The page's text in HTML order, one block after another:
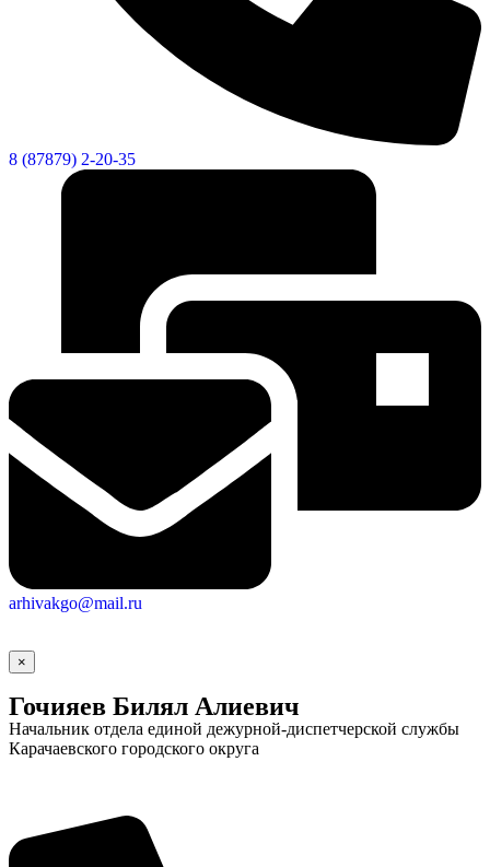
8 (87879) 2-20-35
arhivakgo@mail.ru
×
Гочияев Билял Алиевич
Начальник отдела единой дежурной-диспетчерской службы
Карачаевского городского округа